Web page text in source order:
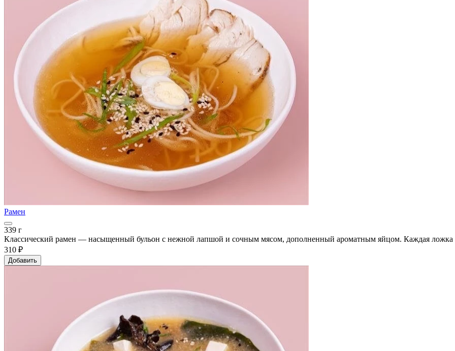
Рамен
339 г
Классический рамен — насыщенный бульон с нежной лапшой и сочным мясом, дополненный ароматным яйцом. Каждая ложка
310 ₽
Добавить